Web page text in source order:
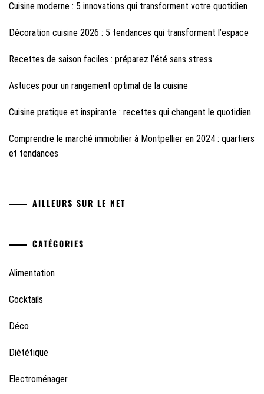
Cuisine moderne : 5 innovations qui transforment votre quotidien
Décoration cuisine 2026 : 5 tendances qui transforment l’espace
Recettes de saison faciles : préparez l’été sans stress
Astuces pour un rangement optimal de la cuisine
Cuisine pratique et inspirante : recettes qui changent le quotidien
Comprendre le marché immobilier à Montpellier en 2024 : quartiers
et tendances
AILLEURS SUR LE NET
CATÉGORIES
Alimentation
Cocktails
Déco
Diététique
Electroménager